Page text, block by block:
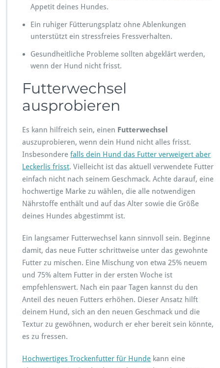
Appetit deines Hundes.
Ein ruhiger Fütterungsplatz ohne Ablenkungen
unterstützt ein stressfreies Fressverhalten.
Gesundheitliche Probleme sollten abgeklärt werden,
wenn der Hund nicht frisst.
Futterwechsel
ausprobieren
Es kann hilfreich sein, einen Futterwechsel
auszuprobieren, wenn dein Hund nicht alles frisst.
Insbesondere falls dein Hund das Futter verweigert aber
Leckerlis frisst. Vielleicht ist das aktuell verwendete Futter
einfach nicht nach seinem Geschmack. Achte darauf, eine
hochwertige Marke zu wählen, die alle notwendigen
Nährstoffe enthält und auf das Alter sowie die Größe
deines Hundes abgestimmt ist.
Ein langsamer Futterwechsel kann sinnvoll sein. Beginne
damit, das neue Futter schrittweise unter das gewohnte
Futter zu mischen. Eine Mischung von etwa 25% neuem
und 75% altem Futter in der ersten Woche ist
empfehlenswert. Nach ein paar Tagen kannst du den
Anteil des neuen Futters erhöhen. Dieser Ansatz hilft
deinem Hund, sich an den neuen Geschmack und die
Textur zu gewöhnen, wodurch er eher bereit sein könnte,
es zu fressen.
Hochwertiges Trockenfutter für Hunde kann eine